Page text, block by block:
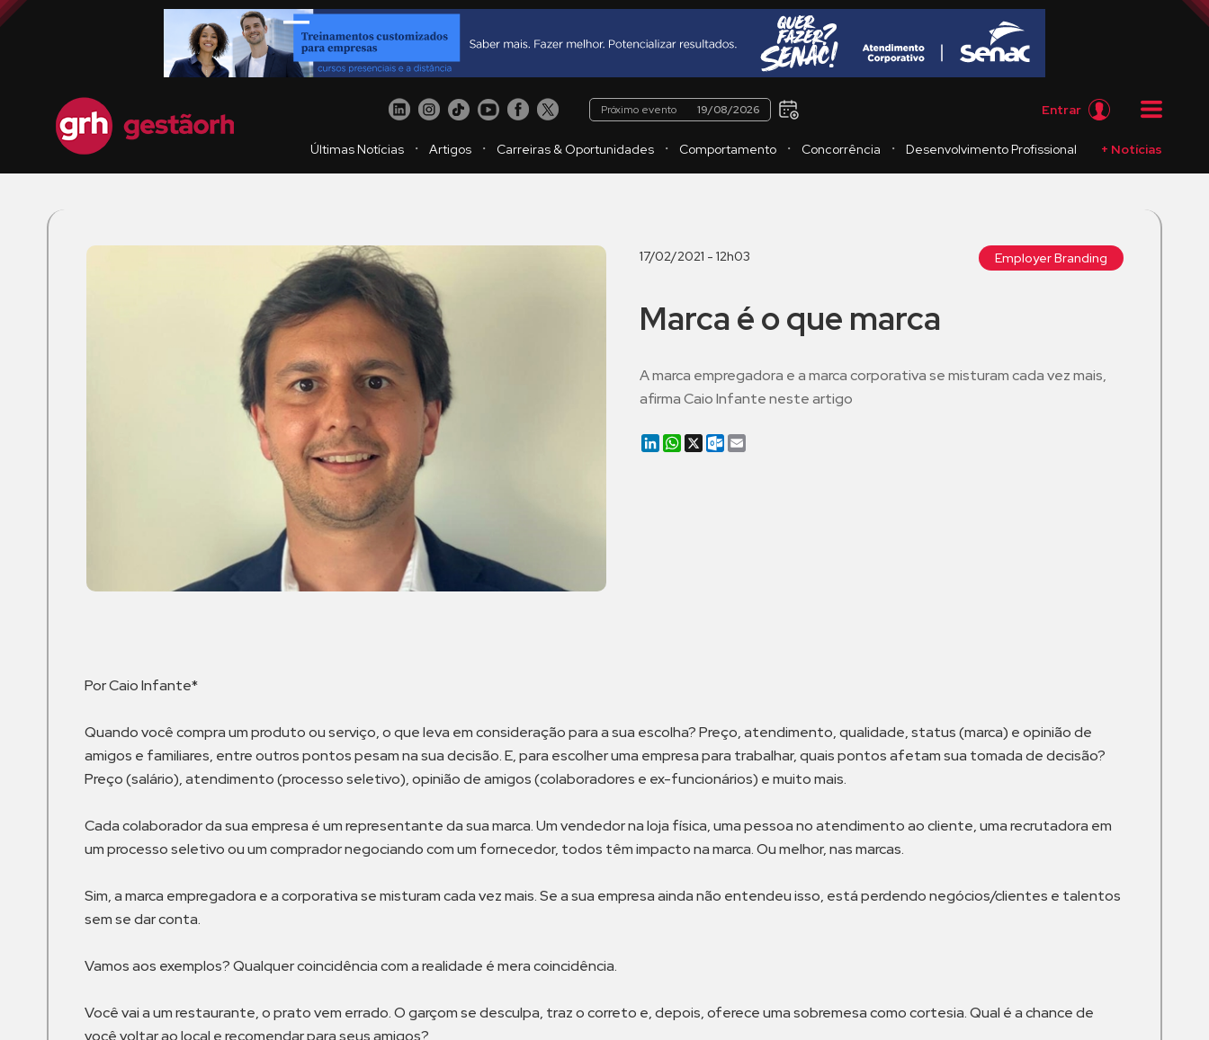
Próximo evento 19/08/2026 Entrar
Últimas Notícias ・ Artigos ・ Carreiras & Oportunidades ・ Comportamento ・ Concorrência ・ Desenvolvimento Profissional + Notícias
17/02/2021 - 12h03 Employer Branding
Marca é o que marca
A marca empregadora e a marca corporativa se misturam cada vez mais,
afirma Caio Infante neste artigo
LinkedIn
WhatsApp
X Outlook.com
Email
Por Caio Infante*
Quando você compra um produto ou serviço, o que leva em consideração para a sua escolha? Preço, atendimento, qualidade, status (marca) e opinião de
amigos e familiares, entre outros pontos pesam na sua decisão. E, para escolher uma empresa para trabalhar, quais pontos afetam sua tomada de decisão?
Preço (salário), atendimento (processo seletivo), opinião de amigos (colaboradores e ex-funcionários) e muito mais.
Cada colaborador da sua empresa é um representante da sua marca. Um vendedor na loja física, uma pessoa no atendimento ao cliente, uma recrutadora em
um processo seletivo ou um comprador negociando com um fornecedor, todos têm impacto na marca. Ou melhor, nas marcas.
Sim, a marca empregadora e a corporativa se misturam cada vez mais. Se a sua empresa ainda não entendeu isso, está perdendo negócios/clientes e talentos
sem se dar conta.
Vamos aos exemplos? Qualquer coincidência com a realidade é mera coincidência.
Você vai a um restaurante, o prato vem errado. O garçom se desculpa, traz o correto e, depois, oferece uma sobremesa como cortesia. Qual é a chance de